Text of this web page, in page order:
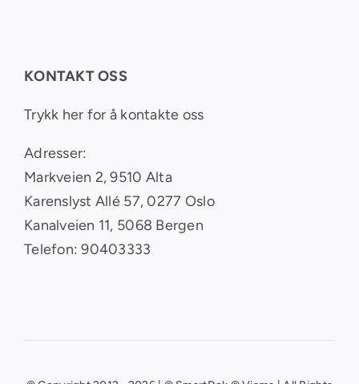
KONTAKT OSS
Trykk her for å kontakte oss
Adresser:
Markveien 2, 9510 Alta
Karenslyst Allé 57, 0277 Oslo
Kanalveien 11, 5068 Bergen
Telefon: 90403333